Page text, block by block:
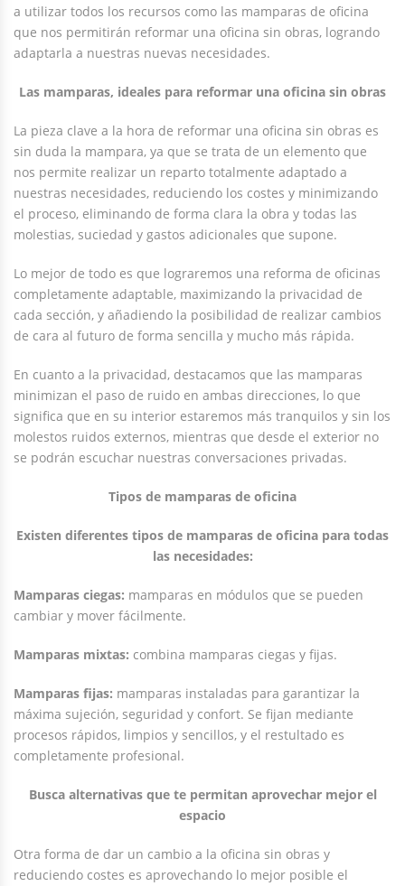
a utilizar todos los recursos como las mamparas de oficina
que nos permitirán reformar una oficina sin obras, logrando
adaptarla a nuestras nuevas necesidades.
Las mamparas, ideales para reformar una oficina sin obras
La pieza clave a la hora de reformar una oficina sin obras es
sin duda la mampara, ya que se trata de un elemento que
nos permite realizar un reparto totalmente adaptado a
nuestras necesidades, reduciendo los costes y minimizando
el proceso, eliminando de forma clara la obra y todas las
molestias, suciedad y gastos adicionales que supone.
Lo mejor de todo es que lograremos una reforma de oficinas
completamente adaptable, maximizando la privacidad de
cada sección, y añadiendo la posibilidad de realizar cambios
de cara al futuro de forma sencilla y mucho más rápida.
En cuanto a la privacidad, destacamos que las mamparas
minimizan el paso de ruido en ambas direcciones, lo que
significa que en su interior estaremos más tranquilos y sin los
molestos ruidos externos, mientras que desde el exterior no
se podrán escuchar nuestras conversaciones privadas.
Tipos de mamparas de oficina
Existen diferentes tipos de mamparas de oficina para todas
las necesidades:
Mamparas ciegas: mamparas en módulos que se pueden
cambiar y mover fácilmente.
Mamparas mixtas: combina mamparas ciegas y fijas.
Mamparas fijas: mamparas instaladas para garantizar la
máxima sujeción, seguridad y confort. Se fijan mediante
procesos rápidos, limpios y sencillos, y el restultado es
completamente profesional.
Busca alternativas que te permitan aprovechar mejor el
espacio
Otra forma de dar un cambio a la oficina sin obras y
reduciendo costes es aprovechando lo mejor posible el